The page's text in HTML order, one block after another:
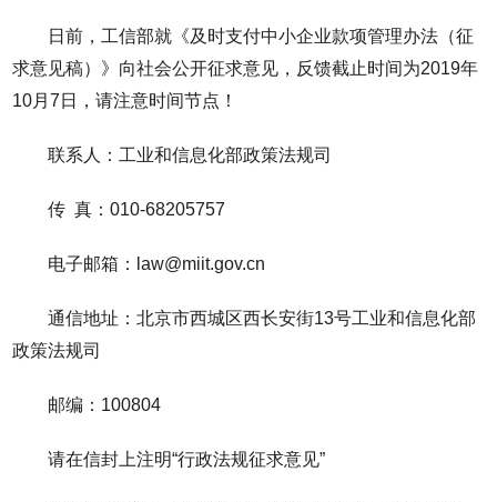
日前，工信部就《及时支付中小企业款项管理办法（征
求意见稿）》向社会公开征求意见，反馈截止时间为2019年
10月7日，请注意时间节点！
联系人：工业和信息化部政策法规司
传 真：010-68205757
电子邮箱：law@miit.gov.cn
通信地址：北京市西城区西长安街13号工业和信息化部
政策法规司
邮编：100804
请在信封上注明“行政法规征求意见”